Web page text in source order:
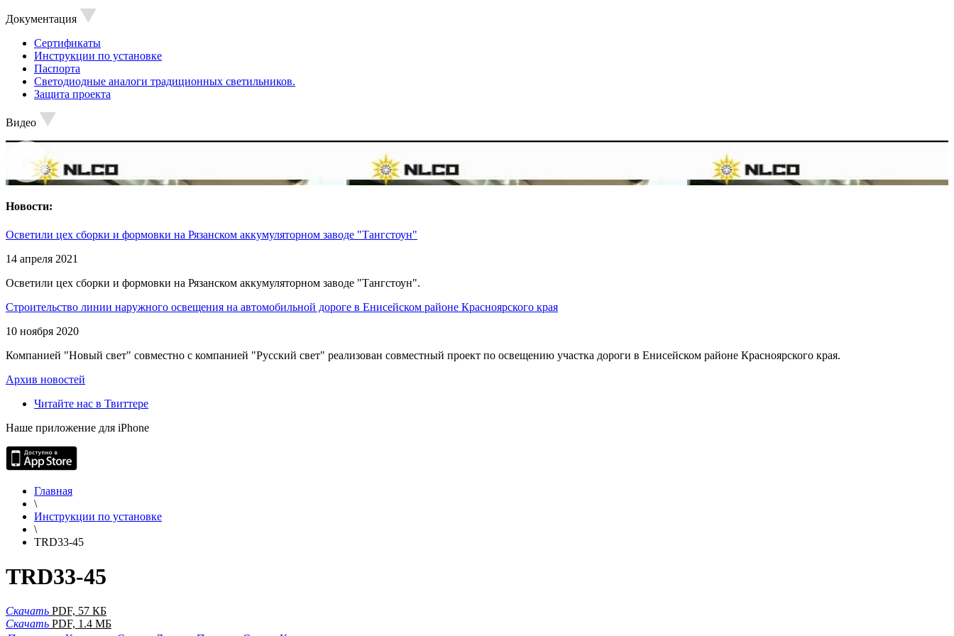
Документация
Сертификаты
Инструкции по установке
Паспорта
Светодиодные аналоги традиционных светильников.
Защита проекта
Видео
Новости:
Осветили цех сборки и формовки на Рязанском аккумуляторном заводе "Тангстоун"
14 апреля 2021
Осветили цех сборки и формовки на Рязанском аккумуляторном заводе "Тангстоун".
Строительство линии наружного освещения на автомобильной дороге в Енисейском районе Красноярского края
10 ноября 2020
Компанией "Новый свет" совместно с компанией "Русский свет" реализован совместный проект по освещению участка дороги в Енисейском районе Красноярского края.
Архив новостей
Читайте нас в Твиттере
Наше приложение для iPhone
Главная
\
Инструкции по установке
\
TRD33-45
TRD33-45
Скачать PDF, 57 КБ
Скачать PDF, 1.4 МБ